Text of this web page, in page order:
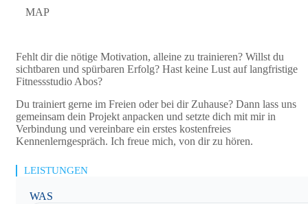
MAP
Fehlt dir die nötige Motivation, alleine zu trainieren? Willst du
sichtbaren und spürbaren Erfolg? Hast keine Lust auf langfristige
Fitnessstudio Abos?
Du trainiert gerne im Freien oder bei dir Zuhause? Dann lass uns
gemeinsam dein Projekt anpacken und setzte dich mit mir in
Verbindung und vereinbare ein erstes kostenfreies
Kennenlerngespräch. Ich freue mich, von dir zu hören.
LEISTUNGEN
WAS